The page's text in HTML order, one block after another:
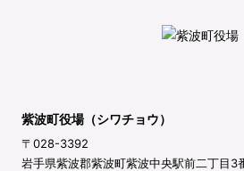
紫波町役場（シワチョウ）
〒028-3392
岩手県紫波郡紫波町紫波中央駅前二丁目3